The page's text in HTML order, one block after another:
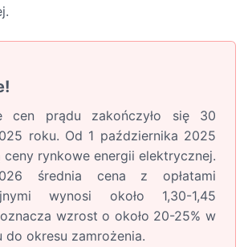
cen prądu zakończyło się 30
roku. Od 1 października 2025
rynkowe energii elektrycznej.
średnia cena z opłatami
wynosi około 1,30-1,45
wzrost o około 20-25% w
do okresu zamrożenia.